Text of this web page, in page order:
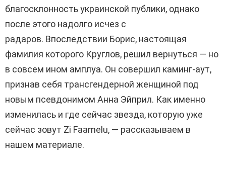
благосклонность украинской публики, однако
после этого надолго исчез с
радаров. Впоследствии Борис, настоящая
фамилия которого Круглов, решил вернуться — но
в совсем ином амплуа. Он совершил каминг-аут,
признав себя трансгендерной женщиной под
новым псевдонимом Анна Эйприл. Как именно
изменилась и где сейчас звезда, которую уже
сейчас зовут Zi Faamelu, — рассказываем в
нашем материале.